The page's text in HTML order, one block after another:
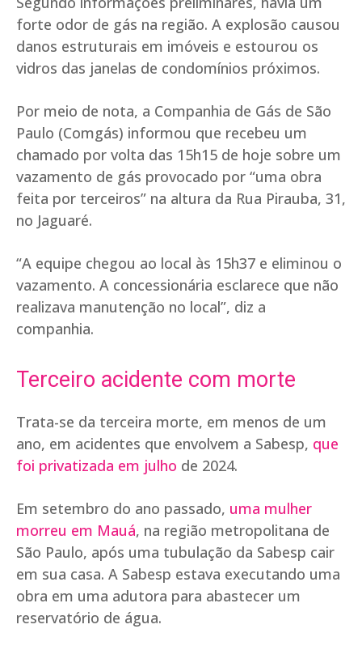
forte odor de gás na região. A explosão causou
danos estruturais em imóveis e estourou os
vidros das janelas de condomínios próximos.
Por meio de nota, a Companhia de Gás de São
Paulo (Comgás) informou que recebeu um
chamado por volta das 15h15 de hoje sobre um
vazamento de gás provocado por “uma obra
feita por terceiros” na altura da Rua Pirauba, 31,
no Jaguaré.
“A equipe chegou ao local às 15h37 e eliminou o
vazamento. A concessionária esclarece que não
realizava manutenção no local”, diz a
companhia.
Terceiro acidente com morte
Trata-se da terceira morte, em menos de um
ano, em acidentes que envolvem a Sabesp, que
foi privatizada em julho de 2024.
Em setembro do ano passado, uma mulher
morreu em Mauá, na região metropolitana de
São Paulo, após uma tubulação da Sabesp cair
em sua casa. A Sabesp estava executando uma
obra em uma adutora para abastecer um
reservatório de água.